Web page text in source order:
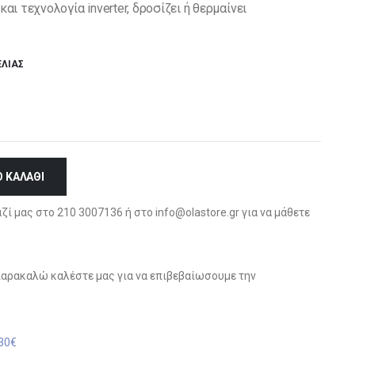
τεχνολογία inverter, δροσίζει ή θερμαίνει
μας στο 210 3007136 ή στο info@olastore.gr για να μάθετε
καλέστε μας για να επιβεβαίωσουμε την